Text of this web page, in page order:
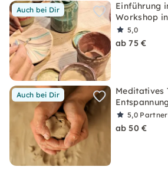
Auch bei Dir
Einführung
Workshop
5,0
ab 75 €
Auch bei Dir
Meditatives
5,0
ab 50 €